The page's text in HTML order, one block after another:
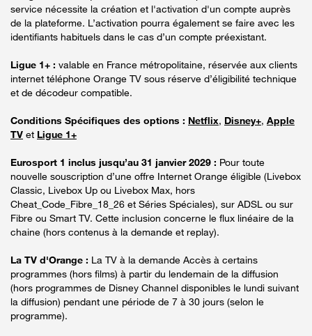
service nécessite la création et l'activation d'un compte auprès
de la plateforme. L’activation pourra également se faire avec les
identifiants habituels dans le cas d’un compte préexistant.
Ligue 1+ : valable en France métropolitaine, réservée aux clients
internet téléphone Orange TV sous réserve d’éligibilité technique
et de décodeur compatible.
Conditions Spécifiques des options : Netflix, Disney+, Apple
TV et Ligue 1+
Eurosport 1 inclus jusqu’au 31 janvier 2029 : Pour toute
nouvelle souscription d’une offre Internet Orange éligible (Livebox
Classic, Livebox Up ou Livebox Max, hors
Cheat_Code_Fibre_18_26 et Séries Spéciales), sur ADSL ou sur
Fibre ou Smart TV. Cette inclusion concerne le flux linéaire de la
chaine (hors contenus à la demande et replay).
La TV d'Orange : La TV à la demande Accès à certains
programmes (hors films) à partir du lendemain de la diffusion
(hors programmes de Disney Channel disponibles le lundi suivant
la diffusion) pendant une période de 7 à 30 jours (selon le
programme).